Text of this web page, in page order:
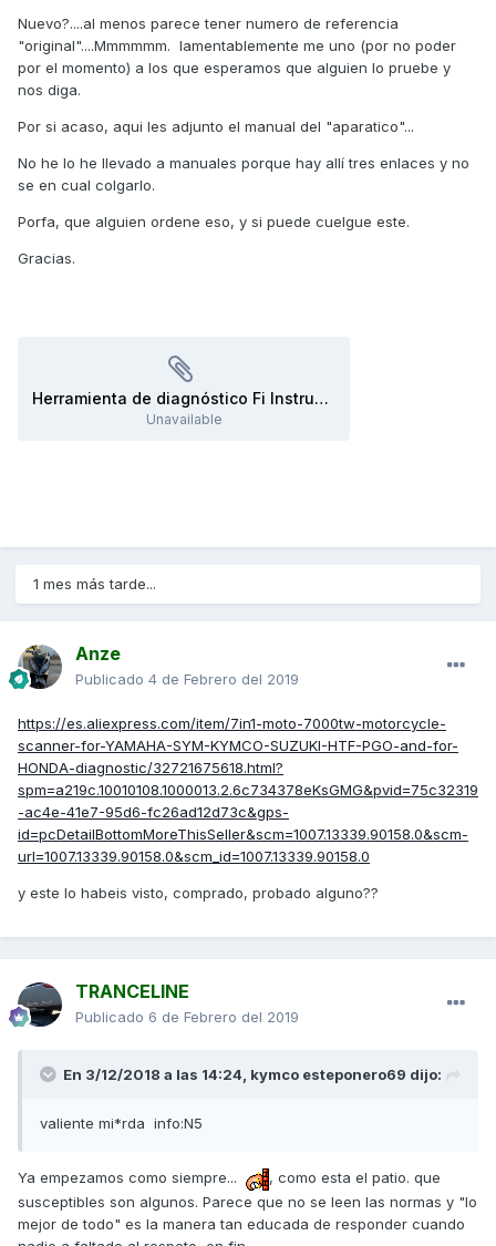
Nuevo?....al menos parece tener numero de referencia
"original"....Mmmmmm. lamentablemente me uno (por no poder
por el momento) a los que esperamos que alguien lo pruebe y
nos diga.
Por si acaso, aqui les adjunto el manual del "aparatico"...
No he lo he llevado a manuales porque hay allí tres enlaces y no
se en cual colgarlo.
Porfa, que alguien ordene eso, y si puede cuelgue este.
Gracias.
Herramienta de diagnóstico Fi Instrucciones de funcionamiento Ref. nº 3620A-LEB2-E00 - PDF.pdf
Unavailable
1 mes más tarde...
Anze
Publicado 4 de Febrero del 2019
https://es.aliexpress.com/item/7in1-moto-7000tw-motorcycle-
scanner-for-YAMAHA-SYM-KYMCO-SUZUKI-HTF-PGO-and-for-
HONDA-diagnostic/32721675618.html?
spm=a219c.10010108.1000013.2.6c734378eKsGMG&pvid=75c32319
-ac4e-41e7-95d6-fc26ad12d73c&gps-
id=pcDetailBottomMoreThisSeller&scm=1007.13339.90158.0&scm-
url=1007.13339.90158.0&scm_id=1007.13339.90158.0
y este lo habeis visto, comprado, probado alguno??
TRANCELINE
Publicado 6 de Febrero del 2019
En 3/12/2018 a las 14:24, kymco esteponero69 dijo:
valiente mi*rda info:N5
Ya empezamos como siempre...
, como esta el patio. que
susceptibles son algunos. Parece que no se leen las normas y "lo
mejor de todo" es la manera tan educada de responder cuando